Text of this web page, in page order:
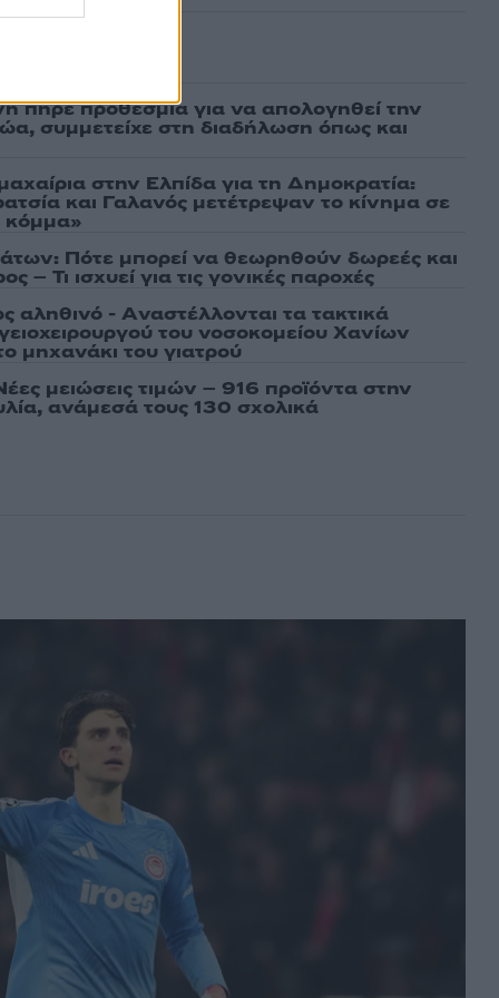
πήρε προθεσμία για να απολογηθεί την
συμμετείχε στη διαδήλωση όπως και
στην Ελπίδα για τη Δημοκρατία:
και Γαλανός μετέτρεψαν το κίνημα σε
κόμμα»
Πότε μπορεί να θεωρηθούν δωρεές και
– Τι ισχυεί για τις γονικές παροχές
αληθινό - Aναστέλλονται τα τακτικά
του νοσοκομείου Χανίων
μηχανάκι του γιατρού
μειώσεις τιμών – 916 προϊόντα στην
ανάμεσά τους 130 σχολικά